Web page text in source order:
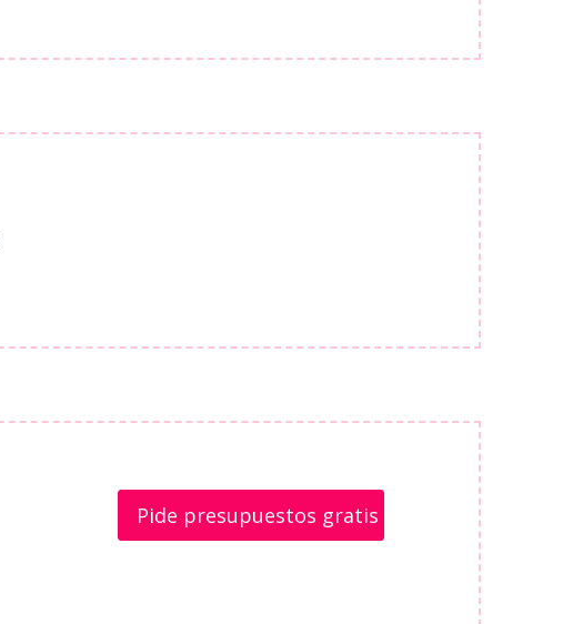
Pide presupuestos gratis